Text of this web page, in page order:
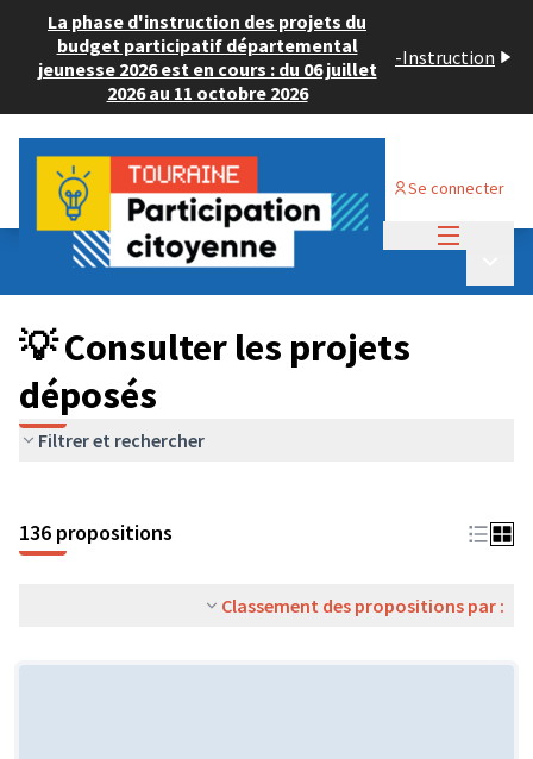
La phase d'instruction des projets du
budget participatif départemental
jeunesse 2026 est en cours : du 06 juillet
2026 au 11 octobre 2026
-Instruction
Se connecter
Budget Participatif JEUNESSE 2024
💡 Consulter les projets déposés
💡 Consulter les projets
déposés
Filtrer et rechercher
136 propositions
Classement des propositions par :